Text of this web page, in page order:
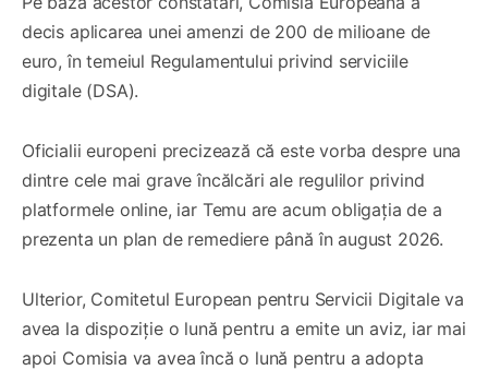
decis aplicarea unei amenzi de 200 de milioane de
euro, în temeiul Regulamentului privind serviciile
digitale (DSA).
Oficialii europeni precizează că este vorba despre una
dintre cele mai grave încălcări ale regulilor privind
platformele online, iar Temu are acum obligația de a
prezenta un plan de remediere până în august 2026.
Ulterior, Comitetul European pentru Servicii Digitale va
avea la dispoziție o lună pentru a emite un aviz, iar mai
apoi Comisia va avea încă o lună pentru a adopta